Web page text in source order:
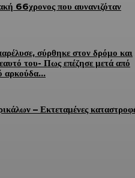
66χρονος που αυνανιζόταν
σύρθηκε στον δρόμο και
του- Πως επέζησε μετά από
αρκούδα...
– Εκτεταμένες